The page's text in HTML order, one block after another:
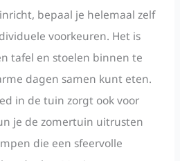
bepaal je helemaal zelf
voorkeuren. Het is
tafel en stoelen binnen te
dagen samen kunt eten.
in de tuin zorgt ook voor
je de zomertuin uitrusten
die een sfeervolle